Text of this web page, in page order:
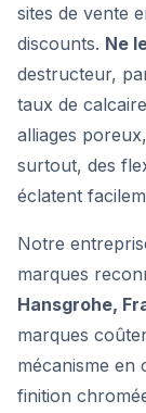
sites de vente
discounts. Ne
destructeur,
taux de
alliages
surtout, des
éclatent
Notre
marques
Hansgrohe,
marques
mécanisme en
finition